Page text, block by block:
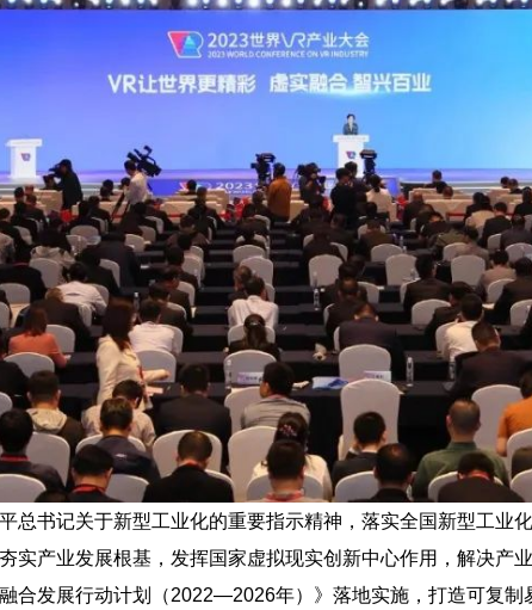
总书记关于新型工业化的重要指示精神，落实全国新型工业
实产业发展根基，发挥国家虚拟现实创新中心作用，解决产
合发展行动计划（2022—2026年）》落地实施，打造可复